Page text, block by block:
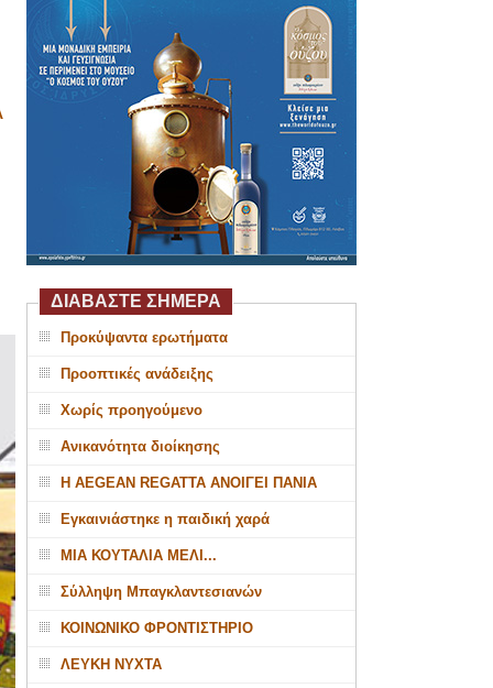
ΔΙΑΒΑΣΤΕ ΣΗΜΕΡΑ
Προκύψαντα ερωτήματα
Προοπτικές ανάδειξης
Χωρίς προηγούμενο
Ανικανότητα διοίκησης
Η AEGEAN REGATTA ΑΝΟΙΓΕΙ ΠΑΝΙΑ
Εγκαινιάστηκε η παιδική χαρά
ΜΙΑ ΚΟΥΤΑΛΙΑ ΜΕΛΙ...
Σύλληψη Μπαγκλαντεσιανών
ΚΟΙΝΩΝΙΚΟ ΦΡΟΝΤΙΣΤΗΡΙΟ
ΛΕΥΚΗ ΝΥΧΤΑ